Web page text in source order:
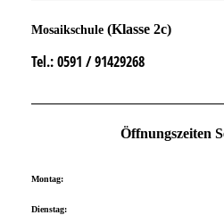
Mosaikschule (Klasse 2c)
Tel.: 0591 / 91429268
Öffnungszeiten
Montag:
Dienstag: